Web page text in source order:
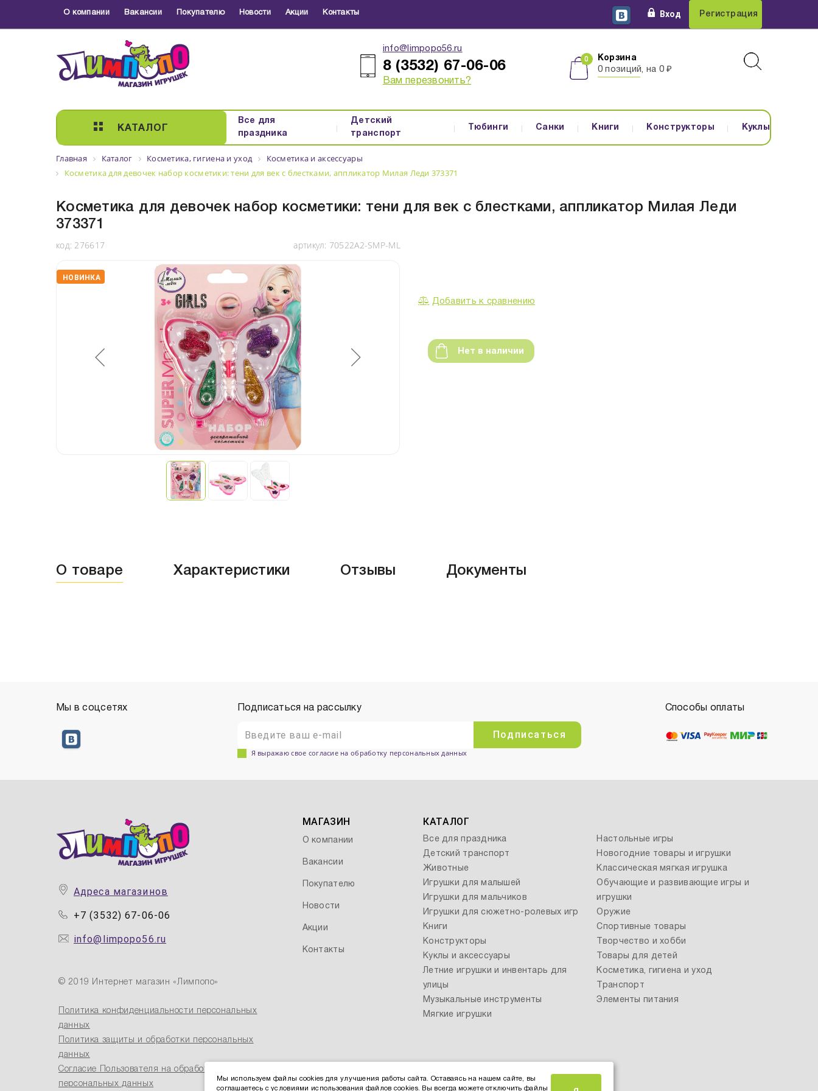
О компании Вакансии Покупателю Новости Акции Контакты Вход Регистрация
info@limpopo56.ru
8 (3532) 67-06-06
Вам перезвонить?
Корзина
0 позиций, на 0 ₽
КАТАЛОГ
Все для
праздника
Детский
транспорт
Тюбинги Санки Книги Конструкторы Куклы
Главная Каталог Косметика, гигиена и уход
Косметика и аксессуары
Косметика для девочек набор косметики: тени для век с блестками, аппликатор Милая Леди 373371
Косметика для девочек набор косметики: тени для век с блестками, аппликатор Милая Леди
373371
код: 276617 артикул: 70522A2-SMP-ML
НОВИНКА
Добавить к сравнению
Нет в наличии
О товаре Характеристики Отзывы Документы
Мы в соцсетях Подписаться на рассылку
Подписаться
Я выражаю свое согласие на обработку персональных данных
Способы оплаты
Адреса магазинов
+7 (3532) 67-06-06
info@limpopo56.ru
© 2019 Интернет магазин «Лимпопо»
Политика конфиденциальности персональных
данных
Политика защиты и обработки персональных
данных
Согласие Пользователя на обработку
персональных данных
МАГАЗИН
О компании
Вакансии
Покупателю
Новости
Акции
Контакты
КАТАЛОГ
Все для праздника
Детский транспорт
Животные
Игрушки для малышей
Игрушки для мальчиков
Игрушки для сюжетно-ролевых игр
Книги
Конструкторы
Куклы и аксессуары
Летние игрушки и инвентарь для
улицы
Музыкальные инструменты
Мягкие игрушки
Настольные игры
Новогодние товары и игрушки
Классическая мягкая игрушка
Обучающие и развивающие игры и
игрушки
Оружие
Спортивные товары
Творчество и хобби
Товары для детей
Косметика, гигиена и уход
Транспорт
Элементы питания
Мы используем файлы cookies для улучшения работы сайта. Оставаясь на нашем сайте, вы
соглашаетесь с условиями использования файлов cookies. Вы всегда можете отключить файлы